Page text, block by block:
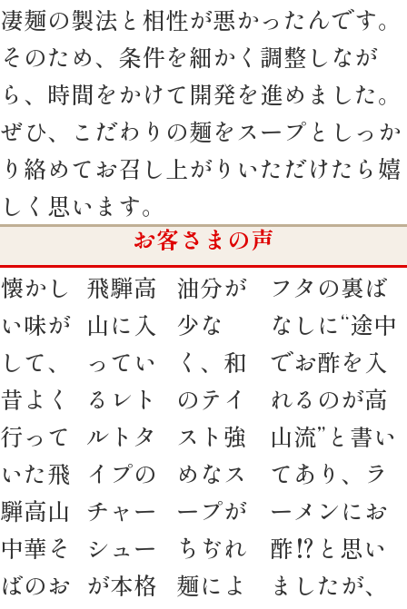
凄麺の製法と相性が悪かったんです。
そのため、条件を細かく調整しなが
ら、時間をかけて開発を進めました。
ぜひ、こだわりの麺をスープとしっか
り絡めてお召し上がりいただけたら嬉
しく思います。
お客さまの声
懐かし
い味が
して、
昔よく
行って
いた飛
騨高山
中華そ
ばのお
飛騨高
山に入
ってい
るレト
ルトタ
イプの
チャー
シュー
が本格
油分が
少な
く、和
のテイ
スト強
めなス
ープが
ちぢれ
麺によ
フタの裏ば
なしに“途中
でお酢を入
れるのが高
山流”と書い
てあり、ラ
ーメンにお
酢⁉︎と思い
ましたが、